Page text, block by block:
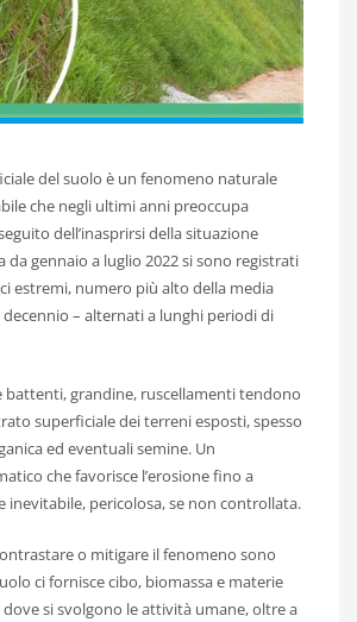
del suolo è un fenomeno naturale
che negli ultimi anni preoccupa
dell’inasprirsi della situazione
da gennaio a luglio 2022 si sono registrati
estremi, numero più alto della media
– alternati a lunghi periodi di
battenti, grandine, ruscellamenti tendono
superficiale dei terreni esposti, spesso
ed eventuali semine. Un
che favorisce l’erosione fino a
inevitabile, pericolosa, se non controllata.
o mitigare il fenomeno sono
ci fornisce cibo, biomassa e materie
dove si svolgono le attività umane, oltre a